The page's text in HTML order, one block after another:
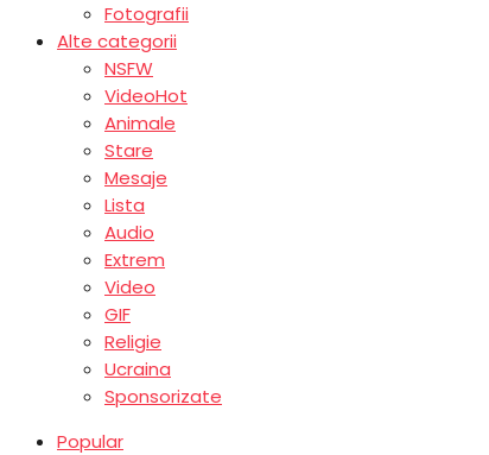
Fotografii
Alte categorii
NSFW
VideoHot
Animale
Stare
Mesaje
Lista
Audio
Extrem
Video
GIF
Religie
Ucraina
Sponsorizate
Popular